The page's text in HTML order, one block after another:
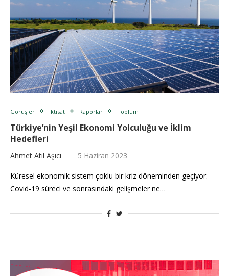
Görüşler İktisat Raporlar Toplum
Türkiye’nin Yeşil Ekonomi Yolculuğu ve İklim
Hedefleri
Ahmet Atıl Aşıcı 5 Haziran 2023
Küresel ekonomik sistem çoklu bir kriz döneminden geçiyor.
Covid-19 süreci ve sonrasındaki gelişmeler ne…